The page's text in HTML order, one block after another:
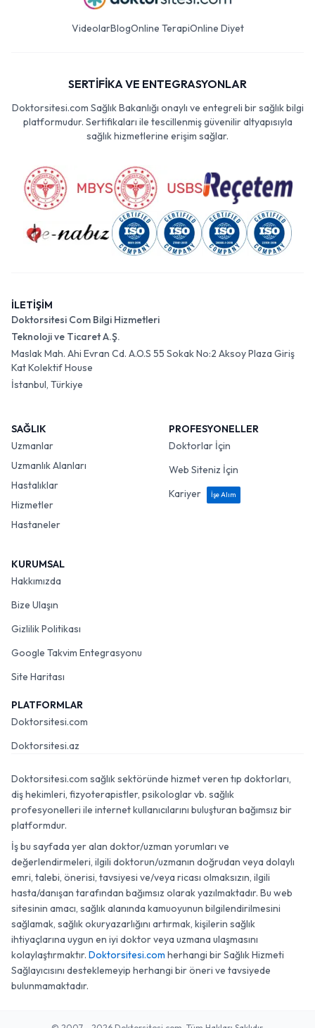
VideolarBlogOnline TerapiOnline Diyet
SERTİFİKA VE ENTEGRASYONLAR
Doktorsitesi.com Sağlık Bakanlığı onaylı ve entegreli bir sağlık bilgi
platformudur. Sertifikaları ile tescillenmiş güvenilir altyapısıyla
sağlık hizmetlerine erişim sağlar.
İLETİŞİM
Doktorsitesi Com Bilgi Hizmetleri
Teknoloji ve Ticaret A.Ş.
Maslak Mah. Ahi Evran Cd. A.O.S 55 Sokak No:2 Aksoy Plaza Giriş
Kat Kolektif House
İstanbul, Türkiye
SAĞLIK
Uzmanlar
Uzmanlık Alanları
Hastalıklar
Hizmetler
Hastaneler
PROFESYONELLER
Doktorlar İçin
Web Siteniz İçin
Kariyer
İşe Alım
KURUMSAL
Hakkımızda
Bize Ulaşın
Gizlilik Politikası
Google Takvim Entegrasyonu
Site Haritası
PLATFORMLAR
Doktorsitesi.com
Doktorsitesi.az
Doktorsitesi.com sağlık sektöründe hizmet veren tıp doktorları,
diş hekimleri, fizyoterapistler, psikologlar vb. sağlık
profesyonelleri ile internet kullanıcılarını buluşturan bağımsız bir
platformdur.
İş bu sayfada yer alan doktor/uzman yorumları ve
değerlendirmeleri, ilgili doktorun/uzmanın doğrudan veya dolaylı
emri, talebi, önerisi, tavsiyesi ve/veya ricası olmaksızın, ilgili
hasta/danışan tarafından bağımsız olarak yazılmaktadır. Bu web
sitesinin amacı, sağlık alanında kamuoyunun bilgilendirilmesini
sağlamak, sağlık okuryazarlığını artırmak, kişilerin sağlık
ihtiyaçlarına uygun en iyi doktor veya uzmana ulaşmasını
kolaylaştırmaktır. Doktorsitesi.com herhangi bir Sağlık Hizmeti
Sağlayıcısını desteklemeyip herhangi bir öneri ve tavsiyede
bulunmamaktadır.